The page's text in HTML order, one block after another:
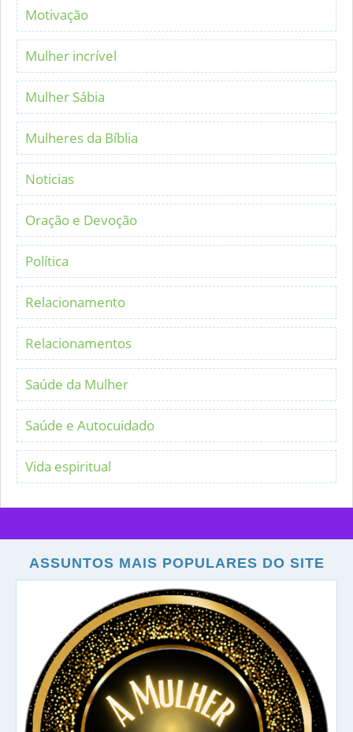
Motivação
Mulher incrível
Mulher Sábia
Mulheres da Bíblia
Noticias
Oração e Devoção
Política
Relacionamento
Relacionamentos
Saúde da Mulher
Saúde e Autocuidado
Vida espiritual
ASSUNTOS MAIS POPULARES DO SITE